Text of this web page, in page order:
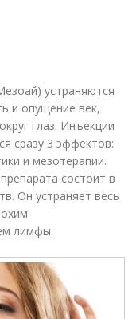
устраняются
и опущение век,
глаз. Инъекции
сразу 3 эффектов:
и мезотерапии.
состоит в
Он устраняет весь
лимфы.